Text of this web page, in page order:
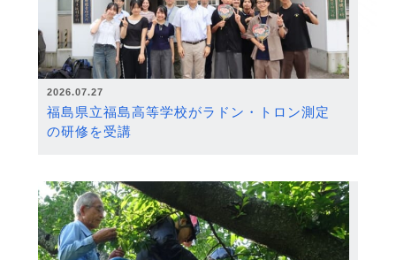
2026.07.27
福島県立福島高等学校がラドン・トロン測定
の研修を受講